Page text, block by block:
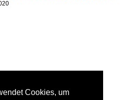
Cookies, um